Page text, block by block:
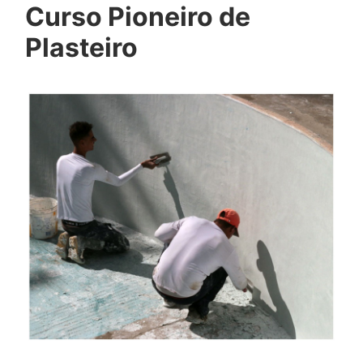
Curso Pioneiro de
Plasteiro